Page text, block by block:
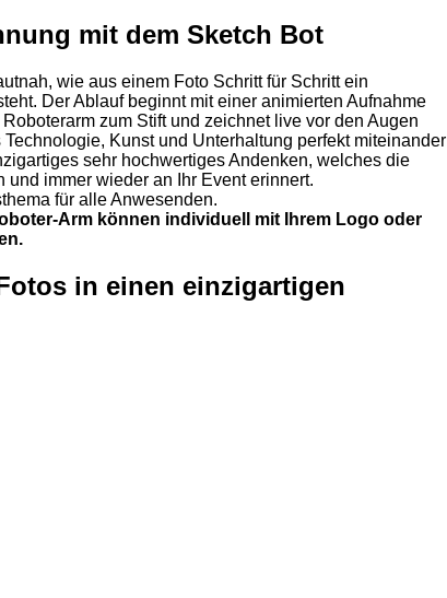
mit dem Sketch Bot
wie aus einem Foto Schritt für Schritt ein
Der Ablauf beginnt mit einer animierten Aufnahme
zum Stift und zeichnet live vor den Augen
Kunst und Unterhaltung perfekt miteinander
sehr hochwertiges Andenken, welches die
und immer wieder an Ihr Event erinnert.
für alle Anwesenden.
Arm können individuell mit Ihrem Logo oder
in einen einzigartigen